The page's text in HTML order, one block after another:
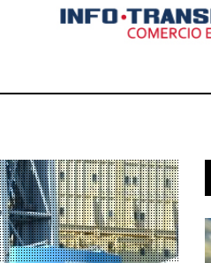
servicio PAMEX en